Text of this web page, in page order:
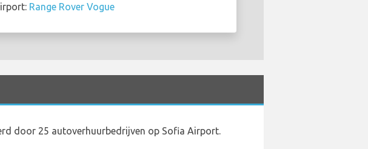
Range Rover Vogue
door 25 autoverhuurbedrijven op Sofia Airport.